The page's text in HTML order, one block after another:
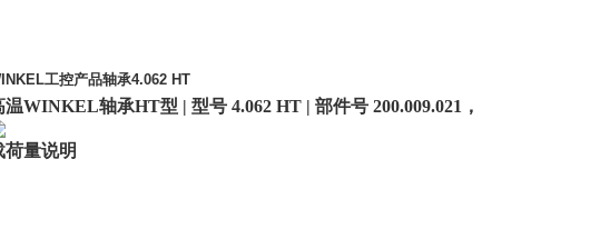
工控产品轴承4.062 HT
温WINKEL轴承HT型 | 型号 4.062 HT | 部件号 200.009.021 ，
荷量说明